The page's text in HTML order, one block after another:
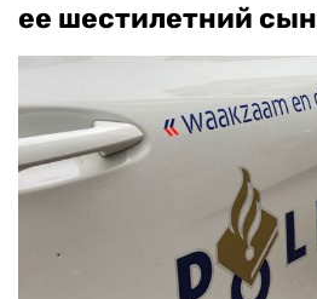
ее шестилетний сын